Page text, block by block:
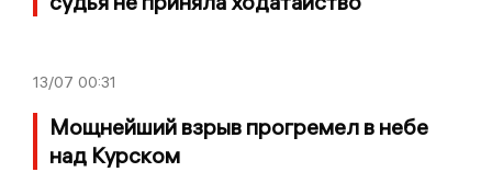
13/07 00:31
Мощнейший взрыв прогремел в небе
над Курском